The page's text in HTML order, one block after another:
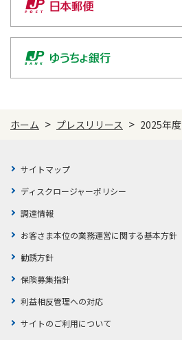
ホーム > プレスリリース > 2025年度
サイトマップ
ディスクロージャーポリシー
調達情報
お客さま本位の業務運営に関する基本方針
勧誘方針
保険募集指針
利益相反管理への対応
サイトのご利用について